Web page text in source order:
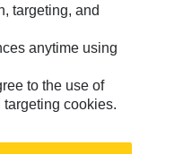
ensamrätt.
targeting, and
anytime using
to the use of
cookies.